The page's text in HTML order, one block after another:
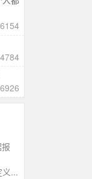
6154
4784
6926
...